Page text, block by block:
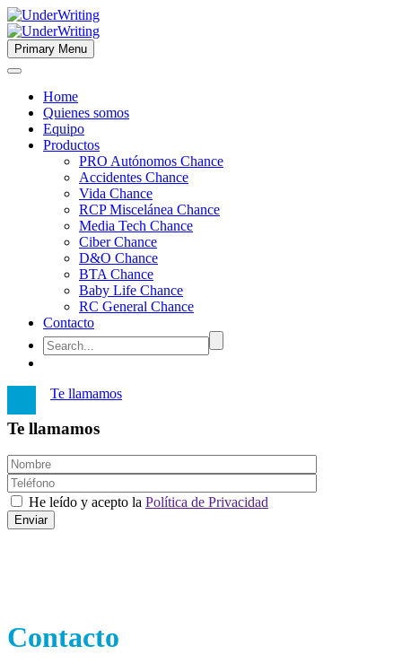
Primary Menu
Home
Quienes somos
Equipo
Productos
PRO Autónomos Chance
Accidentes Chance
Vida Chance
RCP Miscelánea Chance
Media Tech Chance
Ciber Chance
D&O Chance
BTA Chance
Baby Life Chance
RC General Chance
Contacto
Te llamamos
Te llamamos
He leído y acepto la Política de Privacidad
Contacto